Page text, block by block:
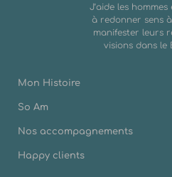
J’aide les hommes
à redonner sens
manifester leurs
visions dans le
Mon Histoire
So Am
Nos accompagnements
Happy clients